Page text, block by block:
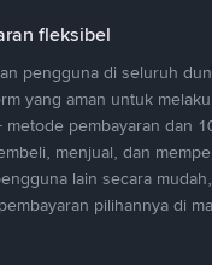
fleksibel
pengguna di seluruh
yang aman untuk
pembayaran dan
menjual, dan
lain secara
pilihannya di